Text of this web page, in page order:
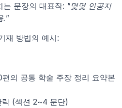
는 문장의 대표작: "몇몇 인공지
."
재 방법의 예시:
편의 공통 학술 주장 정리 요약본
락 (섹션 2~4 문단)